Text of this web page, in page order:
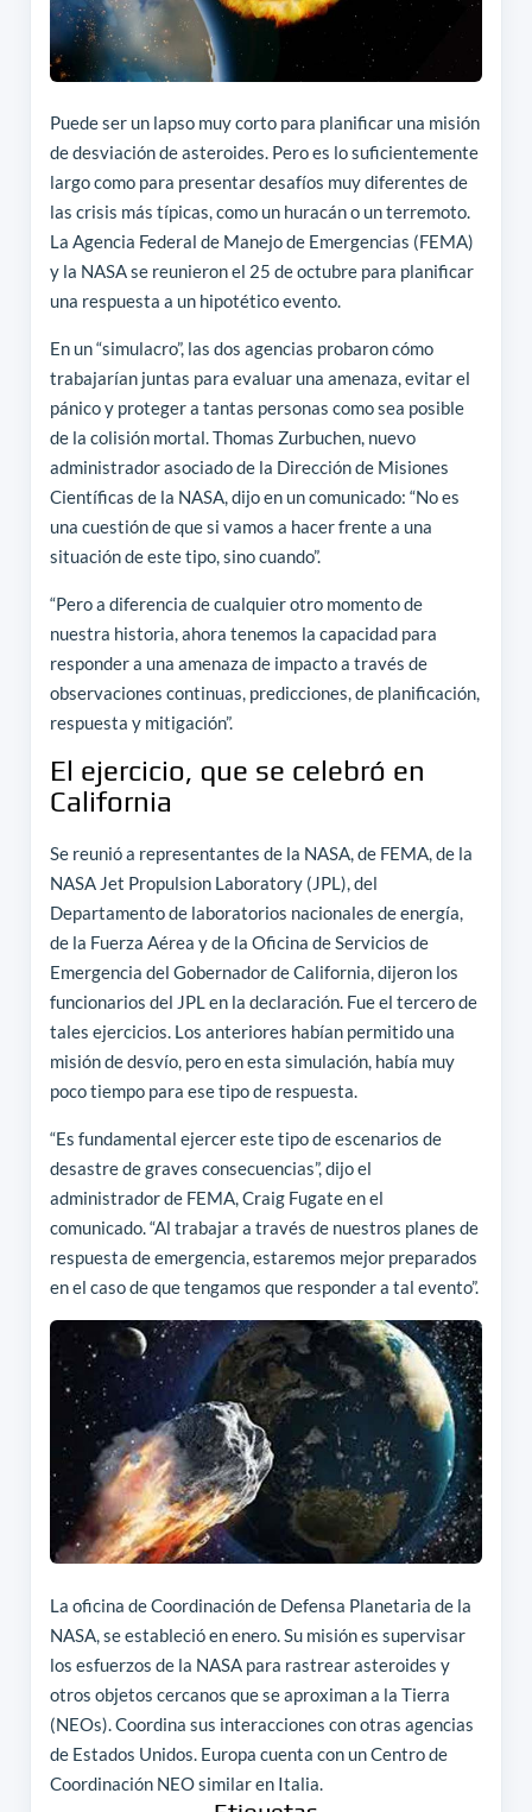
Puede ser un lapso muy corto para planificar una misión
de desviación de asteroides. Pero es lo suficientemente
largo como para presentar desafíos muy diferentes de
las crisis más típicas, como un huracán o un terremoto.
La Agencia Federal de Manejo de Emergencias (FEMA)
y la NASA se reunieron el 25 de octubre para planificar
una respuesta a un hipotético evento.
En un “simulacro”, las dos agencias probaron cómo
trabajarían juntas para evaluar una amenaza, evitar el
pánico y proteger a tantas personas como sea posible
de la colisión mortal. Thomas Zurbuchen, nuevo
administrador asociado de la Dirección de Misiones
Científicas de la NASA, dijo en un comunicado: “No es
una cuestión de que si vamos a hacer frente a una
situación de este tipo, sino cuando”.
“Pero a diferencia de cualquier otro momento de
nuestra historia, ahora tenemos la capacidad para
responder a una amenaza de impacto a través de
observaciones continuas, predicciones, de planificación,
respuesta y mitigación”.
El ejercicio, que se celebró en
California
Se reunió a representantes de la NASA, de FEMA, de la
NASA Jet Propulsion Laboratory (JPL), del
Departamento de laboratorios nacionales de energía,
de la Fuerza Aérea y de la Oficina de Servicios de
Emergencia del Gobernador de California, dijeron los
funcionarios del JPL en la declaración. Fue el tercero de
tales ejercicios. Los anteriores habían permitido una
misión de desvío, pero en esta simulación, había muy
poco tiempo para ese tipo de respuesta.
“Es fundamental ejercer este tipo de escenarios de
desastre de graves consecuencias”, dijo el
administrador de FEMA, Craig Fugate en el
comunicado. “Al trabajar a través de nuestros planes de
respuesta de emergencia, estaremos mejor preparados
en el caso de que tengamos que responder a tal evento”.
La oficina de Coordinación de Defensa Planetaria de la
NASA, se estableció en enero. Su misión es supervisar
los esfuerzos de la NASA para rastrear asteroides y
otros objetos cercanos que se aproximan a la Tierra
(NEOs). Coordina sus interacciones con otras agencias
de Estados Unidos. Europa cuenta con un Centro de
Coordinación NEO similar en Italia.